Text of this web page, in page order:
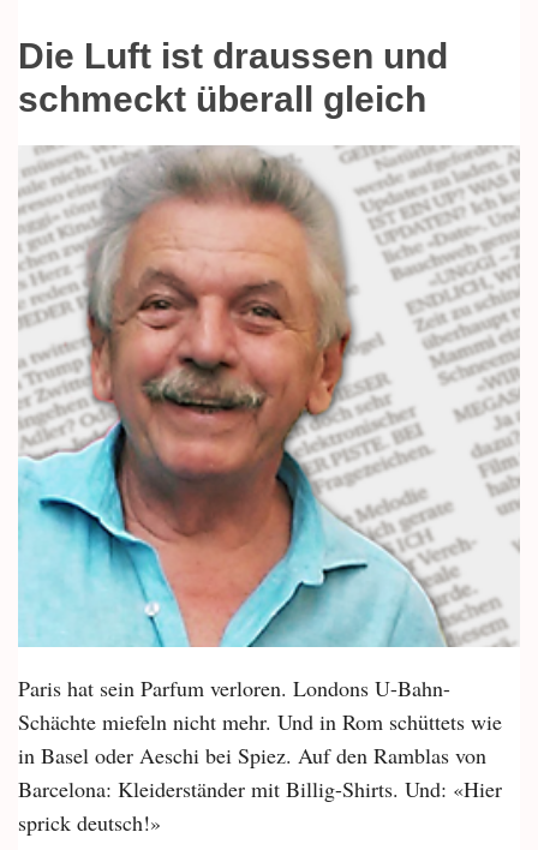
Die Luft ist draussen und
schmeckt überall gleich
Paris hat sein Parfum verloren. Londons U-Bahn-
Schächte miefeln nicht mehr. Und in Rom schüttets wie
in Basel oder Aeschi bei Spiez. Auf den Ramblas von
Barcelona: Kleiderständer mit Billig-Shirts. Und: «Hier
sprick deutsch!»